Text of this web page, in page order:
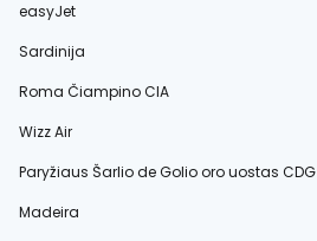
easyJet
Sardinija
Roma Čiampino CIA
Wizz Air
Paryžiaus Šarlio de Golio oro uostas CDG
Madeira